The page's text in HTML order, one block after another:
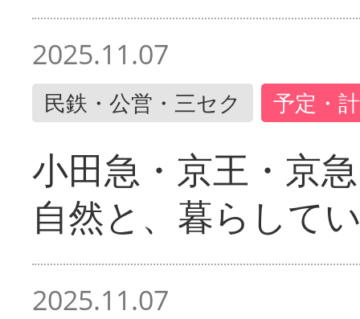
2025.11.07
民鉄・公営・三セク 予定・
小田急・京王・京
自然と、暮らして
2025.11.07